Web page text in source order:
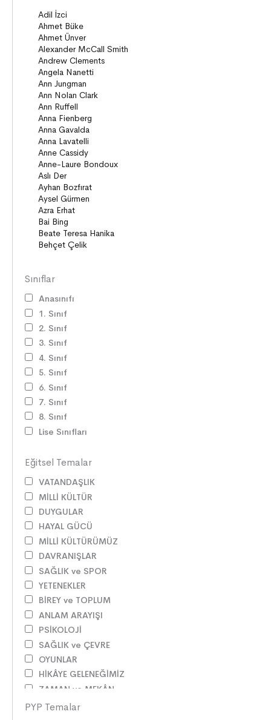
Sınıflar
Anasınıfı
1. Sınıf
2. Sınıf
3. Sınıf
4. Sınıf
5. Sınıf
6. Sınıf
7. Sınıf
8. Sınıf
Lise Sınıfları
Eğitsel Temalar
VATANDAŞLIK
MİLLİ KÜLTÜR
DUYGULAR
HAYAL GÜCÜ
MİLLİ KÜLTÜRÜMÜZ
DAVRANIŞLAR
SAĞLIK ve SPOR
YETENEKLER
BİREY ve TOPLUM
ANLAM ARAYIŞI
PSİKOLOJİ
SAĞLIK ve ÇEVRE
OYUNLAR
HİKÂYE GELENEĞİMİZ
ZAMAN ve MEKÂN
SOSYAL İLİŞKİLER
PYP Temalar